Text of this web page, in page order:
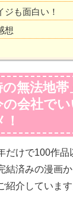
ジも面白い！
想
の無法地
の会社で
！
だけで100作
結済みの漫画
紹介しています